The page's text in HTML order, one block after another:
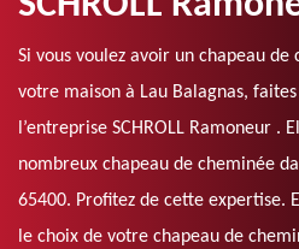
Si vous voulez avoir un chapeau
votre maison à Lau Balagnas,
l’entreprise SCHROLL Ramoneur .
nombreux chapeau de cheminée
65400. Profitez de cette expertise.
le choix de votre chapeau de